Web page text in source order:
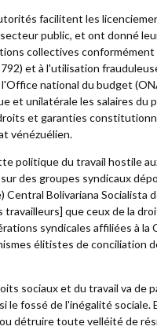
facilitent les
public, et ont donné
collectives
et à l'utilisation
national du budget
et unilatérale les salaires du
et garanties
vénézuélien.
politique du travail hostile
des groupes syndicaux
Central Bolivariana Socialista
travailleurs] que ceux de la
syndicales affiliées à la
élitistes de conciliation
sociaux et du travail va de
le fossé de l'inégalité
détruire toute velléité de